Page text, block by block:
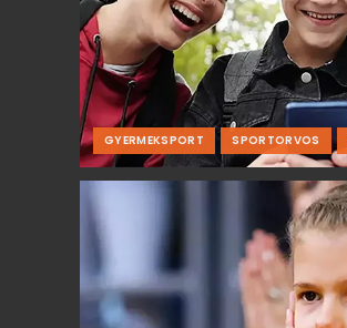
GYERMEKSPORT SPORTORVOS